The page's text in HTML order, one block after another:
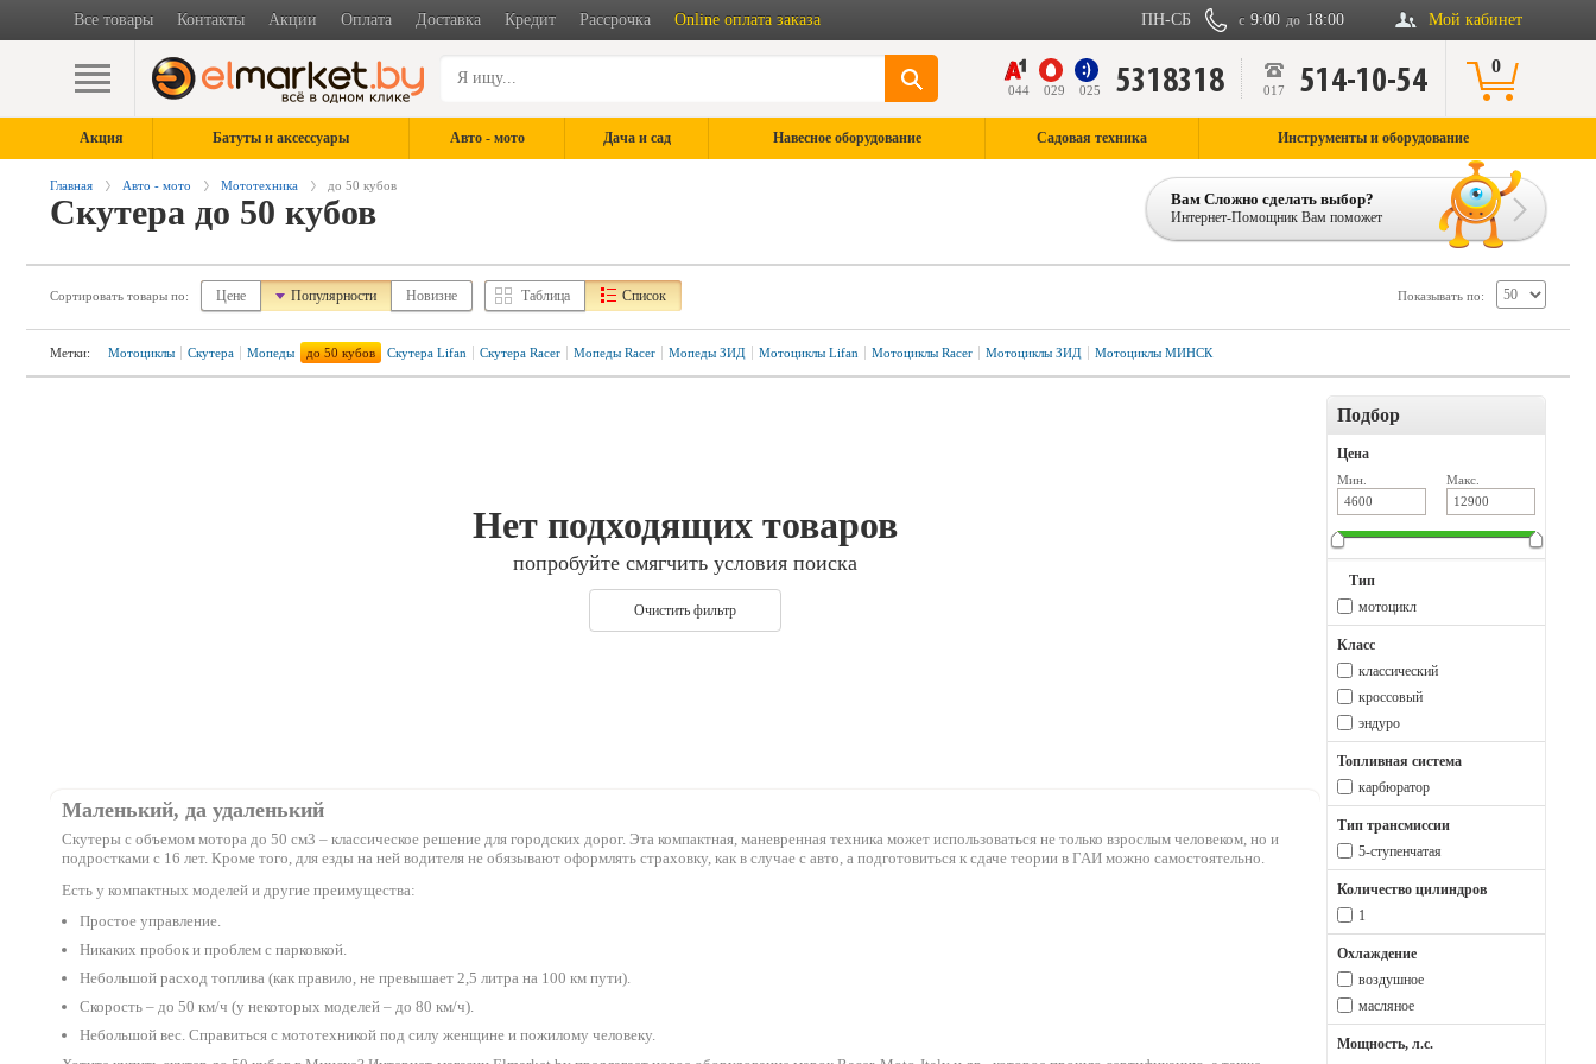
Все товары Контакты Акции Оплата Доставка Кредит Рассрочка Online оплата заказа Мой кабинет
с 9:00 до 18:00
ПН-СБ
044 029 025 5318318 017 514-10-54 0
Акция Батуты и аксессуары Авто - мото Дача и сад Навесное оборудование Садовая техника Инструменты и оборудование
Главная Авто - мото Мототехника до 50 кубов
Скутера до 50 кубов Вам Сложно сделать выбор?
Интернет-Помощник Вам поможет
Сортировать товары по: Цене Популярности Новизне Таблица Список Показывать по:
Метки: Мотоциклы Скутера Мопеды до 50 кубов Скутера Lifan Скутера Racer Мопеды Racer Мопеды ЗИД Мотоциклы Lifan Мотоциклы Racer Мотоциклы ЗИД Мотоциклы МИНСК
Нет подходящих товаров
попробуйте смягчить условия поиска
Очистить фильтр
Маленький, да удаленький
Скутеры с объемом мотора до 50 см3 – классическое решение для городских дорог. Эта компактная, маневренная техника может использоваться не только взрослым человеком, но и
подростками с 16 лет. Кроме того, для езды на ней водителя не обязывают оформлять страховку, как в случае с авто, а подготовиться к сдаче теории в ГАИ можно самостоятельно.
Есть у компактных моделей и другие преимущества:
Простое управление.
Никаких пробок и проблем с парковкой.
Небольшой расход топлива (как правило, не превышает 2,5 литра на 100 км пути).
Скорость – до 50 км/ч (у некоторых моделей – до 80 км/ч).
Небольшой вес. Справиться с мототехникой под силу женщине и пожилому человеку.
Подбор
Цена
Мин. Макс.
Тип
мотоцикл
Класс
классический
кроссовый
эндуро
Топливная система
карбюратор
Тип трансмиссии
5-ступенчатая
Количество цилиндров
1
Охлаждение
воздушное
масляное
Мощность, л.с.